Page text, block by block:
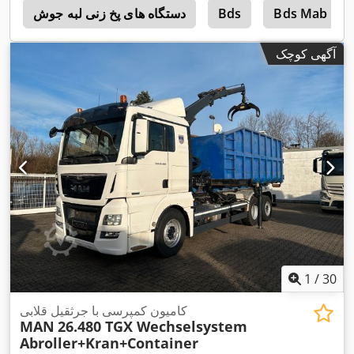
دستگاه های پخ زنی لبه جوش Bds Bds Mab 485
آگهی کوچک
1 /30
کامیون کمپرسی با جرثقیل قلابی
MAN 26.480 TGX Wechselsystem
Abroller+Kran+Container